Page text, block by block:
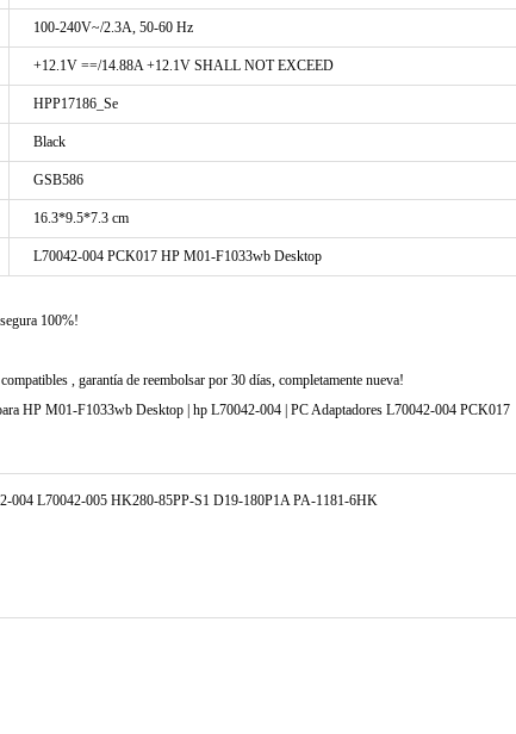
100-240V~/2.3A, 50-60 Hz
+12.1V ==/14.88A +12.1V SHALL NOT EXCEED
HPP17186_Se
Black
GSB586
16.3*9.5*7.3 cm
L70042-004 PCK017 HP M01-F1033wb Desktop
100%!
, garantía de reembolsar por 30 días, completamente nueva!
HP M01-F1033wb Desktop | hp L70042-004 | PC Adaptadores L70042-004 PCK017
004 L70042-005 HK280-85PP-S1 D19-180P1A PA-1181-6HK